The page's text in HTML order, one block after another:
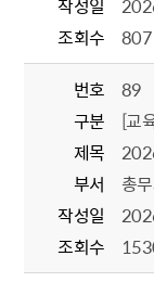
작성일
조회수
807
번호
89
구분
[교
제목
부서
총
작성일
조회수